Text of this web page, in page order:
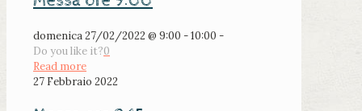
domenica 27/02/2022 @ 9:00 - 10:00 -
Do you like it?0
Read more
27 Febbraio 2022